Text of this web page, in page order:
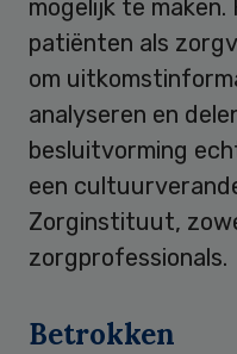
mogelijk te
patiënten als
om
analyseren en
besluitvorming
een
Zorginstituut,
zorgprofessionals.
Betrokken